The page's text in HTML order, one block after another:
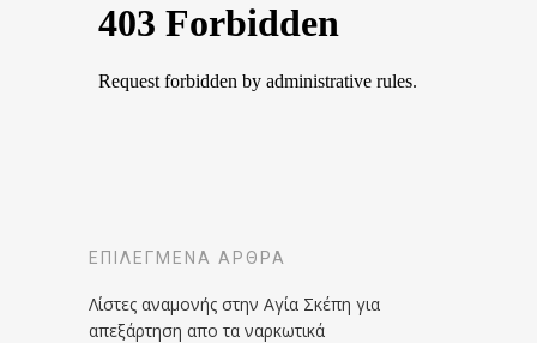
ΕΠΙΛΕΓΜΈΝΑ ΆΡΘΡΑ
Λίστες αναμονής στην Αγία Σκέπη για
απεξάρτηση απο τα ναρκωτικά